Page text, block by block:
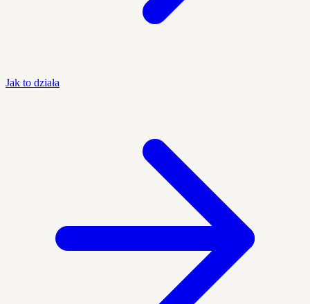
Jak to działa